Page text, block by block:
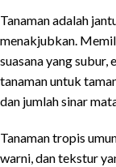
Tanaman adalah
menakjubkan.
suasana yang subur,
tanaman untuk
dan jumlah sinar
Tanaman tropis
warni, dan tekstur